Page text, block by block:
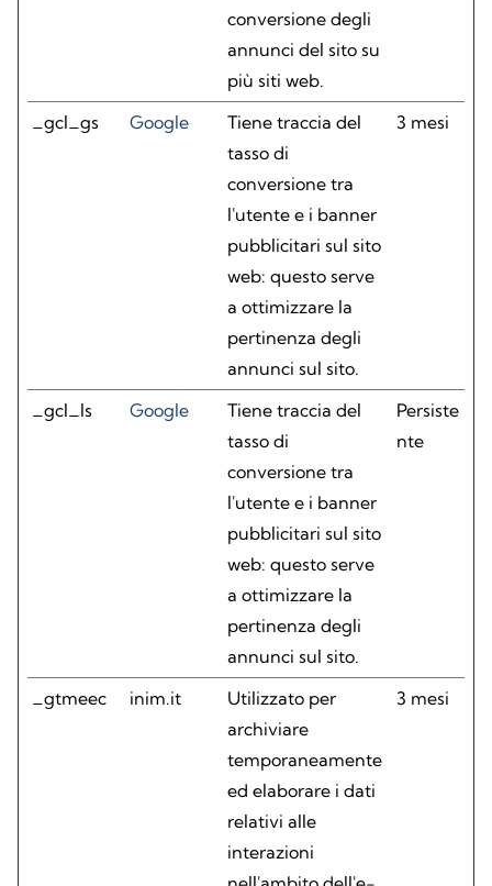
conversione degli
annunci del sito su
più siti web.
_gcl_gs Google
Tiene traccia del
tasso di
conversione tra
l'utente e i banner
pubblicitari sul sito
web: questo serve
a ottimizzare la
pertinenza degli
annunci sul sito.
3 mesi
_gcl_ls Google
Tiene traccia del
tasso di
conversione tra
l'utente e i banner
pubblicitari sul sito
web: questo serve
a ottimizzare la
pertinenza degli
annunci sul sito.
Persiste
nte
_gtmeec inim.it
Utilizzato per
archiviare
temporaneamente
ed elaborare i dati
relativi alle
interazioni
3 mesi